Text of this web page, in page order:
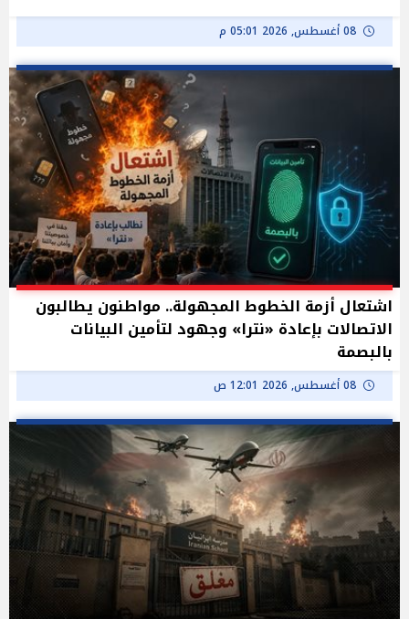
08 أغسطس, 2026 05:01 م
اشتعال أزمة الخطوط المجهولة.. مواطنون يطالبون
الاتصالات بإعادة «نترا» وجهود لتأمين البيانات
بالبصمة
08 أغسطس, 2026 12:01 ص